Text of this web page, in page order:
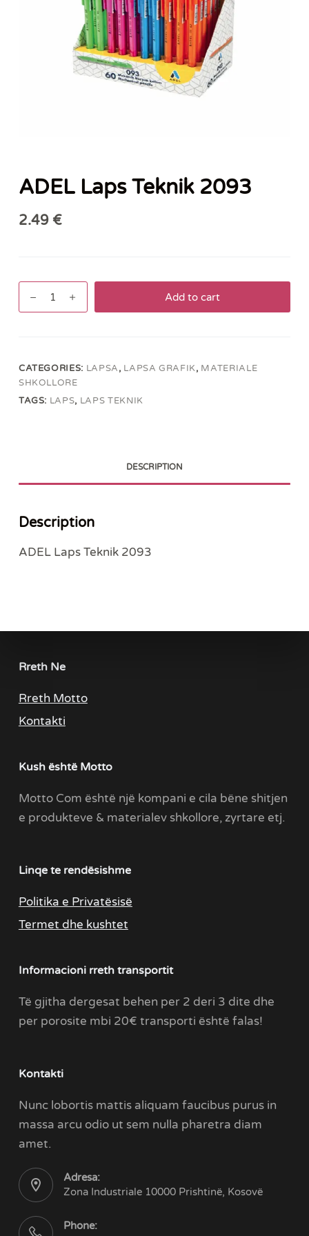
ADEL Laps Teknik 2093
2.49 €
Add to cart
CATEGORIES: LAPSA, LAPSA GRAFIK, MATERIALE
SHKOLLORE
TAGS: LAPS, LAPS TEKNIK
DESCRIPTION
Description
ADEL Laps Teknik 2093
Rreth Ne
Rreth Motto
Kontakti
Kush është Motto
Motto Com është një kompani e cila bëne shitjen
e produkteve & materialev shkollore, zyrtare etj.
Linqe te rendësishme
Politika e Privatësisë
Termet dhe kushtet
Informacioni rreth transportit
Të gjitha dergesat behen per 2 deri 3 dite dhe
per porosite mbi 20€ transporti është falas!
Kontakti
Nunc lobortis mattis aliquam faucibus purus in
massa arcu odio ut sem nulla pharetra diam
amet.
Adresa:
Zona Industriale 10000 Prishtinë, Kosovë
Phone: